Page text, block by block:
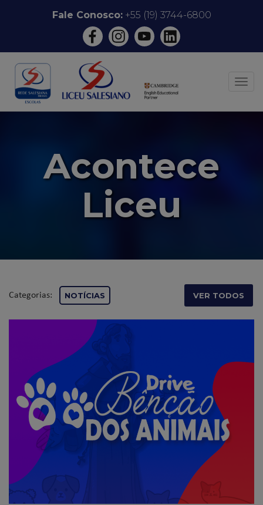
conteúdo
Fale Conosco:+55 (19) 3744-6800
Acontece
Liceu
Categorias: NOTÍCIAS VER TODOS